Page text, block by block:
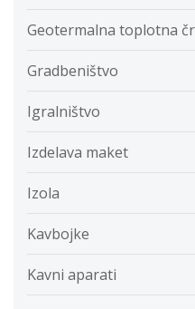
Geotermalna toplotna
Gradbeništvo
Igralništvo
Izdelava maket
Izola
Kavbojke
Kavni aparati